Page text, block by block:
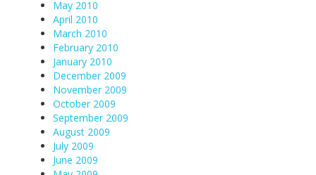
May 2010
April 2010
March 2010
February 2010
January 2010
December 2009
November 2009
October 2009
September 2009
August 2009
July 2009
June 2009